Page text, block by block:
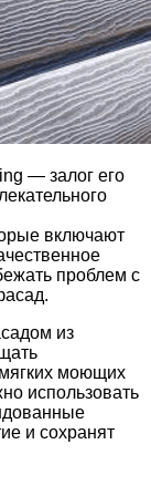
— залог его
включают
проблем с
из
моющих
использовать
и сохранят